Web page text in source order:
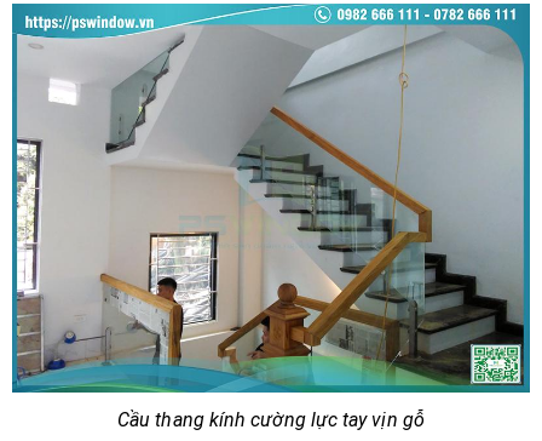
Cầu thang kính cường lực tay vịn gỗ